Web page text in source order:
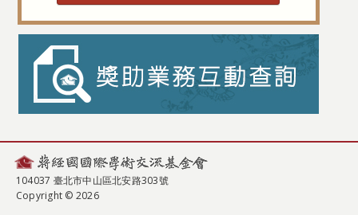
104037 臺北市中山區北安路303號
Copyright © 2026